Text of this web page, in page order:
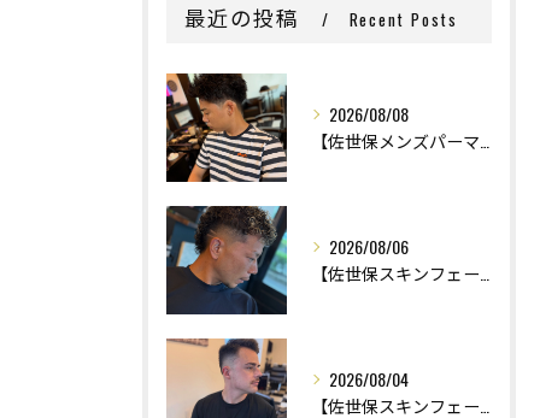
最近の投稿 Recent Posts
2026/08/08
2026/08/06
2026/08/04